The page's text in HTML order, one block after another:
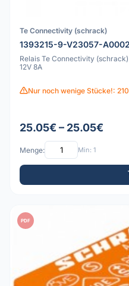
Te Connectivity (schrack)
1393215-9-V23057-
Relais Te Connectivity
12V 8A
Nur noch wenige Stücke!: 210
25.05€ – 25.05€
Menge: Min: 1
PDF